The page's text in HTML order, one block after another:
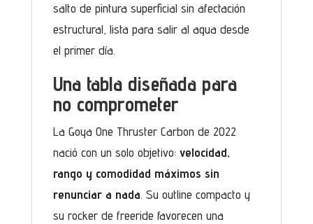
salto de pintura superficial sin afectación
estructural, lista para salir al agua desde
el primer día.
Una tabla diseñada para
no comprometer
La Goya One Thruster Carbon de 2022
nació con un solo objetivo: velocidad,
rango y comodidad máximos sin
renunciar a nada. Su outline compacto y
su rocker de freeride favorecen una